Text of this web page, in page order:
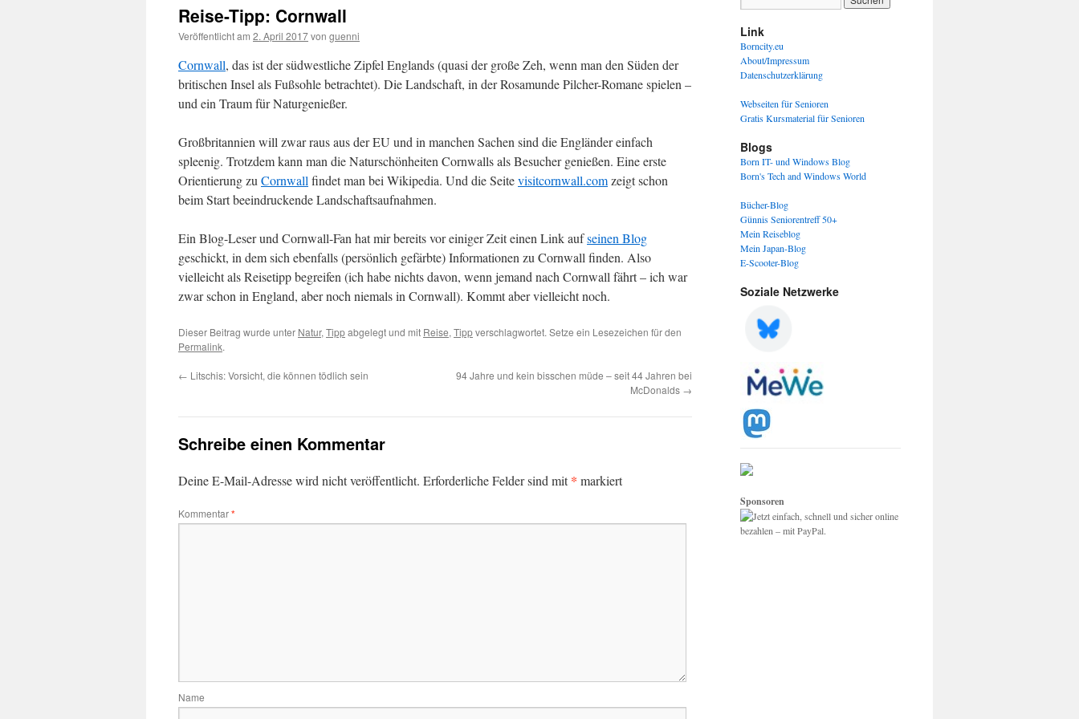
Reise-Tipp: Cornwall
Veröffentlicht am 2. April 2017von guenni
Cornwall, das ist der südwestliche Zipfel Englands (quasi der große Zeh, wenn man den Süden der
britischen Insel als Fußsohle betrachtet). Die Landschaft, in der Rosamunde Pilcher-Romane spielen –
und ein Traum für Naturgenießer.
Großbritannien will zwar raus aus der EU und in manchen Sachen sind die Engländer einfach
spleenig. Trotzdem kann man die Naturschönheiten Cornwalls als Besucher genießen. Eine erste
Orientierung zu Cornwall findet man bei Wikipedia. Und die Seitevisitcornwall.comzeigt schon
beim Start beeindruckende Landschaftsaufnahmen.
Ein Blog-Leser und Cornwall-Fan hat mir bereits vor einiger Zeit einen Link aufseinen Blog
geschickt, in dem sich ebenfalls (persönlich gefärbte) Informationen zu Cornwall finden. Also
vielleicht als Reisetipp begreifen (ich habe nichts davon, wenn jemand nach Cornwall fährt – ich war
zwar schon in England, aber noch niemals in Cornwall). Kommt aber vielleicht noch.
Dieser Beitrag wurde unter Natur, Tippabgelegt und mit Reise, Tippverschlagwortet. Setze ein Lesezeichen für den
Permalink.
← Litschis: Vorsicht, die können tödlich sein
94 Jahre und kein bisschen müde – seit 44 Jahren bei
McDonalds →
Schreibe einen Kommentar
Deine E-Mail-Adresse wird nicht veröffentlicht. Erforderliche Felder sind mit* markiert
Kommentar*
Name
Link
Borncity.eu
About/Impressum
Datenschutzerklärung
Webseiten für Senioren
Gratis Kursmaterial für Senioren
Blogs
Born IT- und Windows Blog
Born's Tech and Windows World
Bücher-Blog
Günnis Seniorentreff 50+
Mein Reiseblog
Mein Japan-Blog
E-Scooter-Blog
Soziale Netzwerke
Sponsoren